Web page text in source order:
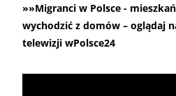
»»Migranci w Polsce -
wychodzić z domów – oglądaj
telewizji wPolsce24